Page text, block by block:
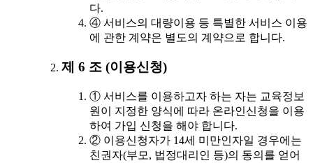
다.
④ 서비스의 대량이용 등 특별한 서비스 이용
에 관한 계약은 별도의 계약으로 합니다.
제 6 조 (이용신청)
① 서비스를 이용하고자 하는 자는 교육정보
원이 지정한 양식에 따라 온라인신청을 이용
하여 가입 신청을 해야 합니다.
② 이용신청자가 14세 미만인자일 경우에는
친권자(부모, 법정대리인 등)의 동의를 얻어